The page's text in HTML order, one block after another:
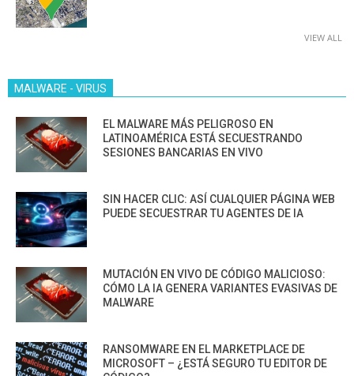
VIEW ALL
MALWARE - VIRUS
EL MALWARE MÁS PELIGROSO EN
LATINOAMÉRICA ESTÁ SECUESTRANDO
SESIONES BANCARIAS EN VIVO
SIN HACER CLIC: ASÍ CUALQUIER PÁGINA WEB
PUEDE SECUESTRAR TU AGENTES DE IA
MUTACIÓN EN VIVO DE CÓDIGO MALICIOSO:
CÓMO LA IA GENERA VARIANTES EVASIVAS DE
MALWARE
RANSOMWARE EN EL MARKETPLACE DE
MICROSOFT – ¿ESTÁ SEGURO TU EDITOR DE